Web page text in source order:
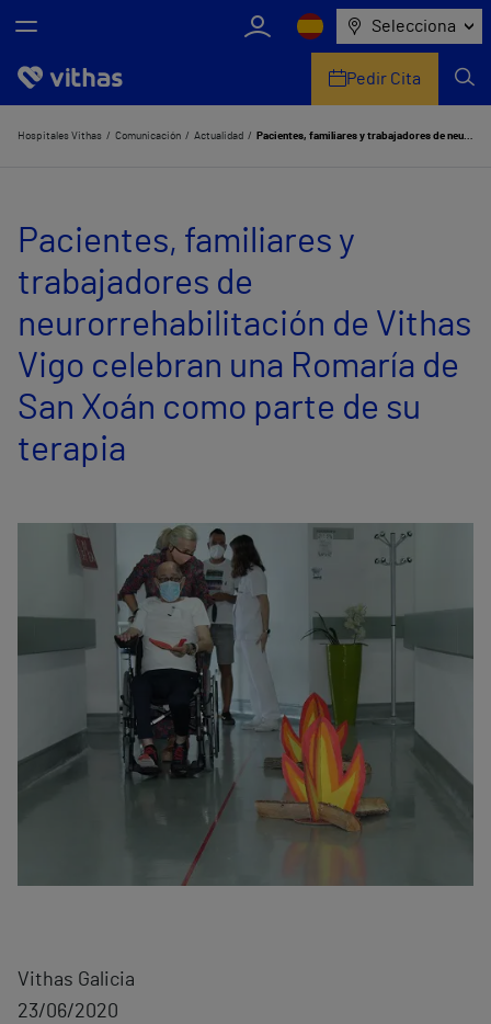
Selecciona
Nosotros
Servicios de salud
Equipo médico y asistencial
Comunicación
Pedir Cita
Hospitales Vithas Comunicación Actualidad Pacientes, familiares y trabajadores de neurorrehabilitación de Vithas Vigo celebran una Romaría de San Xoán como parte de su terapia
Pacientes, familiares y
trabajadores de
neurorrehabilitación de Vithas
Vigo celebran una Romaría de
San Xoán como parte de su
terapia
Vithas Galicia
23/06/2020